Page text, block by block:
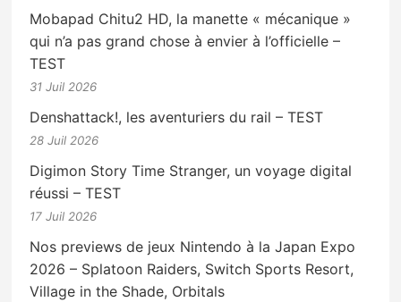
Mobapad Chitu2 HD, la manette « mécanique »
qui n’a pas grand chose à envier à l’officielle –
TEST
31 Juil 2026
Denshattack!, les aventuriers du rail – TEST
28 Juil 2026
Digimon Story Time Stranger, un voyage digital
réussi – TEST
17 Juil 2026
Nos previews de jeux Nintendo à la Japan Expo
2026 – Splatoon Raiders, Switch Sports Resort,
Village in the Shade, Orbitals